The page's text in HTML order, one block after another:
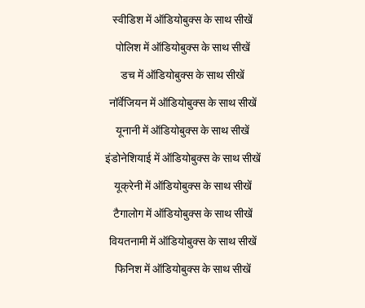
स्वीडिश में ऑडियोबुक्स के साथ सीखें
पोलिश में ऑडियोबुक्स के साथ सीखें
डच में ऑडियोबुक्स के साथ सीखें
नॉर्वेजियन में ऑडियोबुक्स के साथ सीखें
यूनानी में ऑडियोबुक्स के साथ सीखें
इंडोनेशियाई में ऑडियोबुक्स के साथ सीखें
यूक्रेनी में ऑडियोबुक्स के साथ सीखें
टैगालोग में ऑडियोबुक्स के साथ सीखें
वियतनामी में ऑडियोबुक्स के साथ सीखें
फिनिश में ऑडियोबुक्स के साथ सीखें